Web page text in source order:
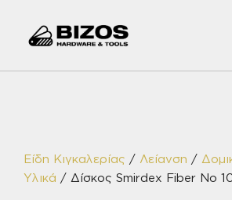
Είδη Κιγκαλερίας / Λείανση /
Υλικά / Δίσκος Smirdex Fiber No